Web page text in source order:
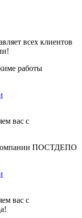
всех клиентов
работы
вас с
ПОСТДЕПО
вас с